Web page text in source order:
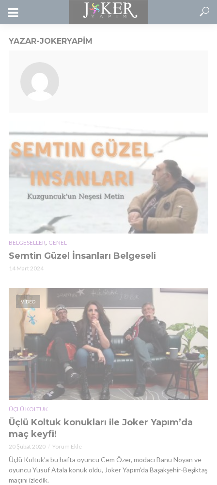
YAZAR-JOKERYAPIM
BELGESELLER, GENEL
Semtin Güzel İnsanları Belgeseli
14 Mart 2024
VIDEO
ÜÇLÜ KOLTUK
Üçlü Koltuk konukları ile Joker Yapım’da
maç keyfi!
20 Şubat 2020 Yorum Ekle
Üçlü Koltuk’a bu hafta oyuncu Cem Özer, modacı Banu Noyan ve
oyuncu Yusuf Atala konuk oldu, Joker Yapım’da Başakşehir-Beşiktaş
maçını izledik.